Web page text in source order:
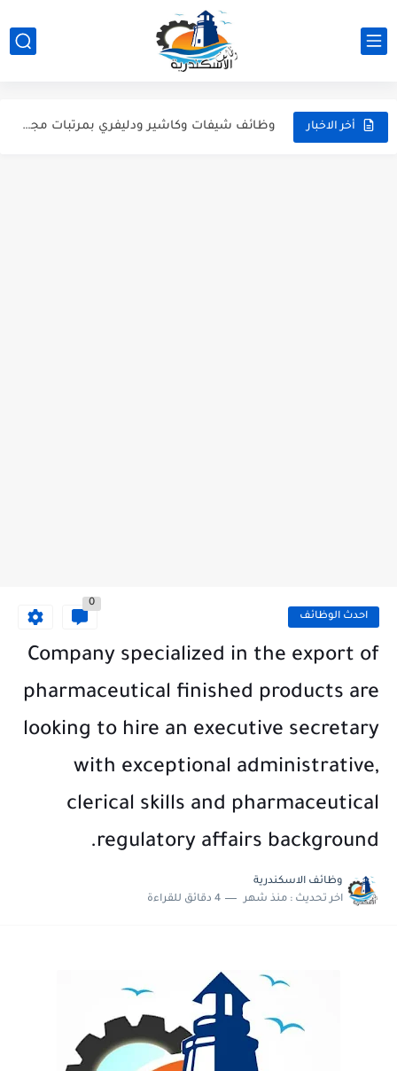
أخر الاخبار
وظيفة بائعين عطارة ووظائف دليفري بموتوسيكل - عطارة أورجانيك سيدي...
وظائف شيفات وكاشير ودليفري بمرتبات مجزية في سوبر ماركت كولكشن...
احدث الوظائف
0
Company specialized in the export of
pharmaceutical finished products are
looking to hire an executive secretary
with exceptional administrative,
clerical skills and pharmaceutical
regulatory affairs background.
وظائف الاسكندرية
اخر تحديث : منذ شهر 4 دقائق للقراءة